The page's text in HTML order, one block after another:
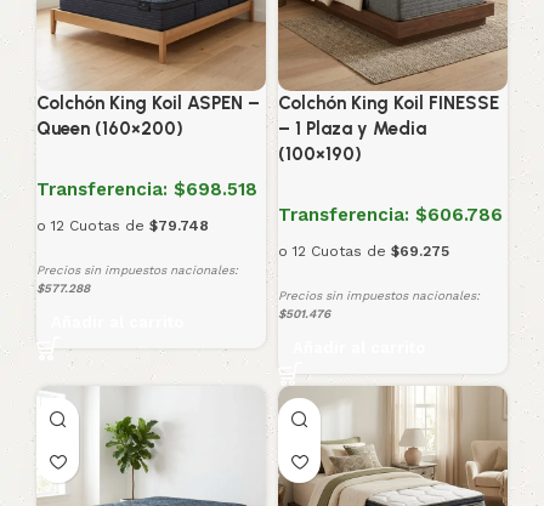
Colchón King Koil ASPEN –
Queen (160×200)
Transferencia: $698.518
o 12 Cuotas de $79.748
Precios sin impuestos nacionales:
$577.288
Colchón King Koil FINESSE
– 1 Plaza y Media
(100×190)
Transferencia: $606.786
o 12 Cuotas de $69.275
Precios sin impuestos nacionales:
$501.476